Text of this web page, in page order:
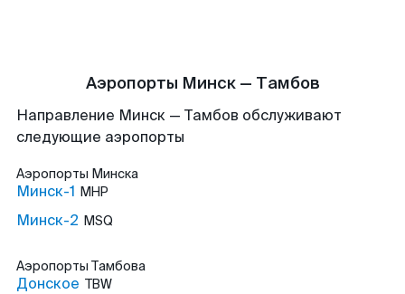
Аэропорты Минск — Тамбов
Направление Минск — Тамбов обслуживают
следующие аэропорты
Аэропорты Минска
Минск-1 MHP
Минск-2 MSQ
Аэропорты Тамбова
Донское TBW